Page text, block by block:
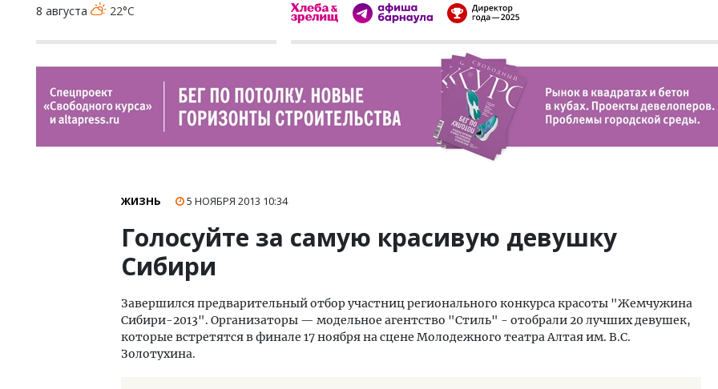
8 августа
22°C
ЖИЗНЬ 5 НОЯБРЯ 2013 10:34
Голосуйте за самую красивую девушку
Сибири
Завершился предварительный отбор участниц регионального конкурса красоты "Жемчужина
Сибири-2013". Организаторы — модельное агентство "Стиль" - отобрали 20 лучших девушек,
которые встретятся в финале 17 ноября на сцене Молодежного театра Алтая им. В.С.
Золотухина.